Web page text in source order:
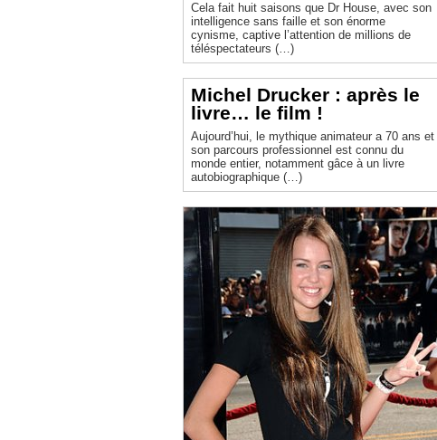
Cela fait huit saisons que Dr House, avec son
intelligence sans faille et son énorme
cynisme, captive l’attention de millions de
téléspectateurs (…)
Michel Drucker : après le
livre… le film !
Aujourd’hui, le mythique animateur a 70 ans et
son parcours professionnel est connu du
monde entier, notamment gâce à un livre
autobiographique (…)